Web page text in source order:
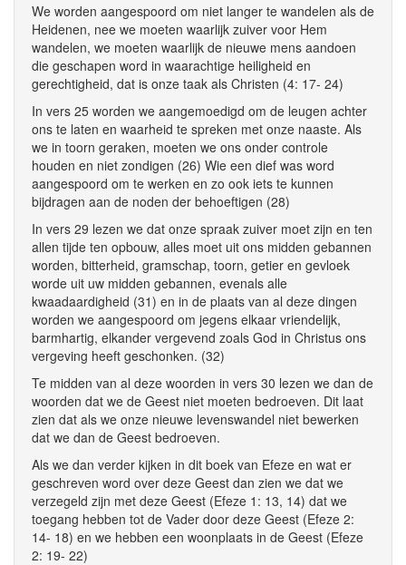
We worden aangespoord om niet langer te wandelen als de
Heidenen, nee we moeten waarlijk zuiver voor Hem
wandelen, we moeten waarlijk de nieuwe mens aandoen
die geschapen word in waarachtige heiligheid en
gerechtigheid, dat is onze taak als Christen (4: 17- 24)
In vers 25 worden we aangemoedigd om de leugen achter
ons te laten en waarheid te spreken met onze naaste. Als
we in toorn geraken, moeten we ons onder controle
houden en niet zondigen (26) Wie een dief was word
aangespoord om te werken en zo ook iets te kunnen
bijdragen aan de noden der behoeftigen (28)
In vers 29 lezen we dat onze spraak zuiver moet zijn en ten
allen tijde ten opbouw, alles moet uit ons midden gebannen
worden, bitterheid, gramschap, toorn, getier en gevloek
worde uit uw midden gebannen, evenals alle
kwaadaardigheid (31) en in de plaats van al deze dingen
worden we aangespoord om jegens elkaar vriendelijk,
barmhartig, elkander vergevend zoals God in Christus ons
vergeving heeft geschonken. (32)
Te midden van al deze woorden in vers 30 lezen we dan de
woorden dat we de Geest niet moeten bedroeven. Dit laat
zien dat als we onze nieuwe levenswandel niet bewerken
dat we dan de Geest bedroeven.
Als we dan verder kijken in dit boek van Efeze en wat er
geschreven word over deze Geest dan zien we dat we
verzegeld zijn met deze Geest (Efeze 1: 13, 14) dat we
toegang hebben tot de Vader door deze Geest (Efeze 2:
14- 18) en we hebben een woonplaats in de Geest (Efeze
2: 19- 22)